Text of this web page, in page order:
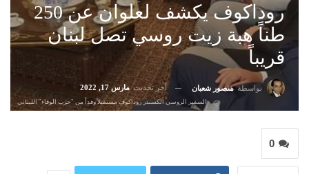
روداكوف يكشف لعلوان عن 250
طناً هبة زيت روسي تصل لبنان
قريباً
بواسطةمنصور شعبان آخر تحديثمارس 17, 2022
السفير الروسي ألكسندر روداكوف مستقبلاً وفداً من "حزب الوفاء" اللبناني
0